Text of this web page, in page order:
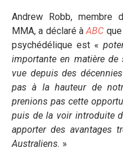
Andrew Robb, membre
MMA, a déclaré àABC
psychédélique est «
importante en matière de
vue depuis des décennies
pas à la hauteur de
prenions pas cette
puis de la voir introduite
apporter des avantages
Australiens. »